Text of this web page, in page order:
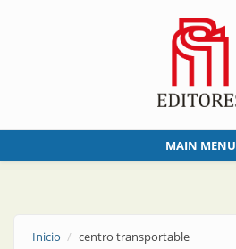
MAIN MENU
Inicio centro transportable